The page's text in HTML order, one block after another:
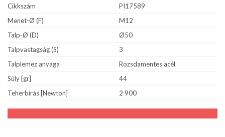
Cikkszám
PI17589
Menet-Ø (F)
M12
Talp-Ø (D)
Ø50
Talpvastagság (S)
3
Talplemez anyaga
Rozsdamentes acél
Súly [gr]
44
Teherbírás [Newton]
2 900